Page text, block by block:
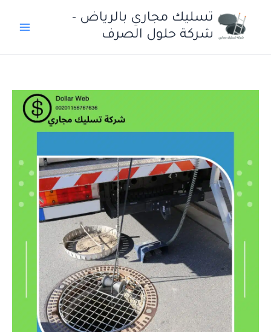
المحتوى
تسليك مجاري بالرياض -
شركة حلول الصرف